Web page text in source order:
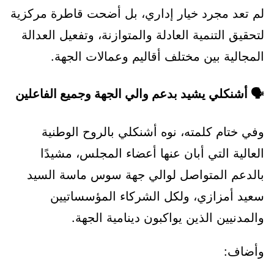
لم تعد مجرد خيار إداري، بل أضحت قاطرة مركزية
لتحقيق التنمية العادلة والمتوازنة، وتفعيل العدالة
المجالية بين مختلف أقاليم وعمالات الجهة.
🗣️ أشنكلي يشيد بدعم والي الجهة وجميع الفاعلين
وفي ختام كلمته، نوه أشنكلي بالروح الوطنية
العالية التي أبان عنها أعضاء المجلس، مشيدًا
بالدعم المتواصل لوالي جهة سوس ماسة السيد
سعيد أمزازي، ولكل الشركاء المؤسساتيين
والمدنيين الذين يواكبون دينامية الجهة.
وأضاف: